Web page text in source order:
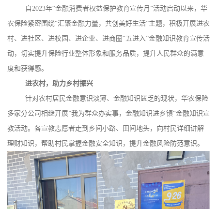
自 2023年“金融消费者权益保护教育宣传月”活动启动以来，华
农保险紧密围绕“汇聚金融力量，共创美好生活”主题，积极开展进农
村、进社区、进校园、进企业、进商圈“五进入”金融知识教育宣传活
动，切实提升保险行业整体形象和服务品质，提升人民群众的满意
度和获得感。
进农村，助力乡村振兴
针对农村居民金融意识淡薄、金融知识匮乏的现状，华农保险
多家分公司相继开展”我为群众办实事，金融知识进乡镇“金融知识宣
教活动。各宣教志愿者走到乡间小路、田间地头，向村民详细讲解
理财知识，帮助村民掌握金融安全知识，提升金融风险防范意识。